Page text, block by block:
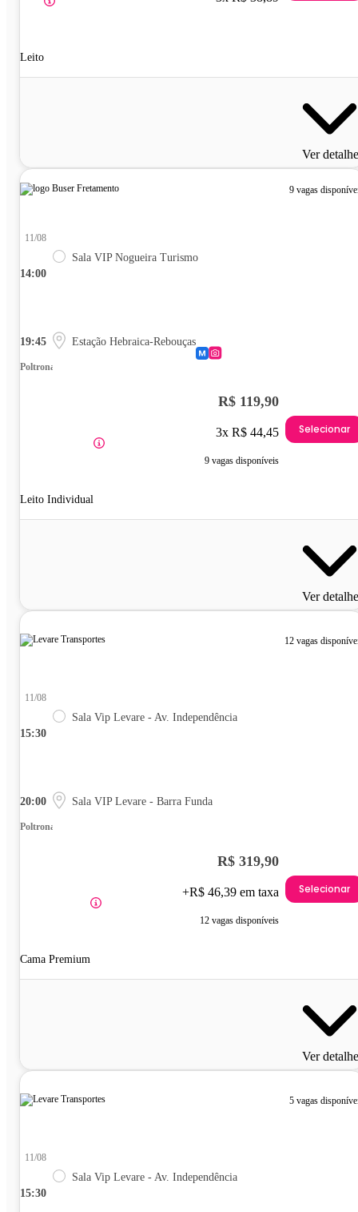
Leito
Ver
9 vagas
14:00
11/08
Sala VIP Nogueira Turismo
19:45 Estação Hebraica-Rebouças
Poltrona
Leito Individual
R$ 119,90
3x R$ 44,45
9 vagas disponíveis
Selecionar
Ver
12 vagas
15:30
11/08
Sala Vip Levare - Av. Independência
20:00 Sala VIP Levare - Barra Funda
Poltrona
Cama Premium
R$ 319,90
+R$ 46,39 em taxa
12 vagas disponíveis
Selecionar
Ver
5 vagas
15:30
11/08
Sala Vip Levare - Av. Independência